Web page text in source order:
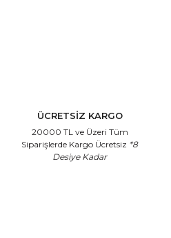
ÜCRETSİZ KARGO
20000 TL ve Üzeri Tüm
Siparişlerde Kargo Ücretsiz *8
Desiye Kadar